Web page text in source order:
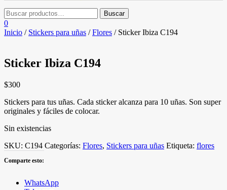
0
Inicio / Stickers para uñas /Flores / Sticker Ibiza C194
Sticker Ibiza C194
$300
Stickers para tus uñas. Cada sticker alcanza para 10 uñas. Son super
originales y fáciles de colocar.
Sin existencias
SKU: C194 Categorías: Flores, Stickers para uñas Etiqueta: flores
Comparte esto:
WhatsApp